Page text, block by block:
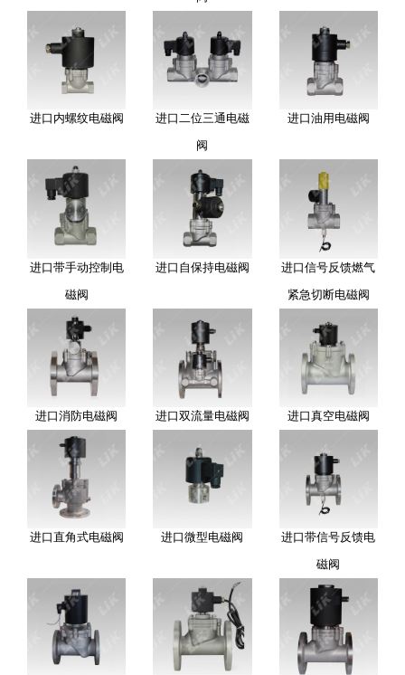
进口内螺纹电磁阀
进口二位三通电磁
阀
进口油用电磁阀
进口带手动控制电
磁阀
进口自保持电磁阀
进口信号反馈燃气
紧急切断电磁阀
进口消防电磁阀 进口双流量电磁阀 进口真空电磁阀
进口直角式电磁阀 进口微型电磁阀
进口带信号反馈电
磁阀